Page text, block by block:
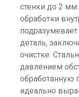
стенки до 2
обработки
деталь,
очистке.
давлением
обработанную
идеально